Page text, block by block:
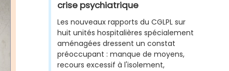
crise psychiatrique
Les nouveaux rapports du CGLPL sur
huit unités hospitalières spécialement
aménagées dressent un constat
préoccupant : manque de moyens,
recours excessif à l'isolement,